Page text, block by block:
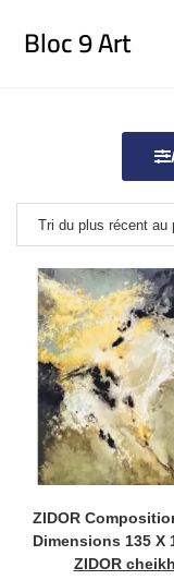
Bloc 9 Art
ZIDOR
Dimensions 135 X
ZIDOR cheikh